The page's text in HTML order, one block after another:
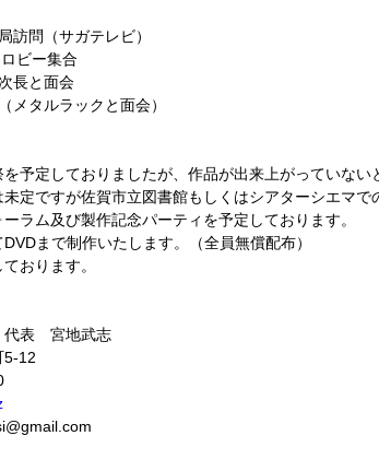
問（サガテレビ）
ビー集合
長と面会
タルラックと面会）
予定しておりましたが、作品が出来上がっていない
定ですが佐賀市立図書館もしくはシアターシエマで
ラム及び製作記念パーティを予定しております。
まで制作いたします。（全員無償配布）
おります。
表 宮地武志
5-12